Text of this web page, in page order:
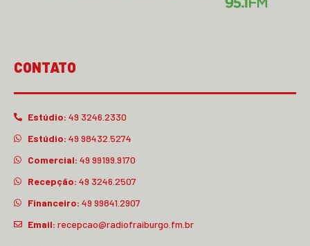
CONTATO
Estúdio: 49 3246.2330
Estúdio: 49 98432.5274
Comercial: 49 99199.9170
Recepção: 49 3246.2507
Financeiro: 49 99841.2907
Email: recepcao@radiofraiburgo.fm.br